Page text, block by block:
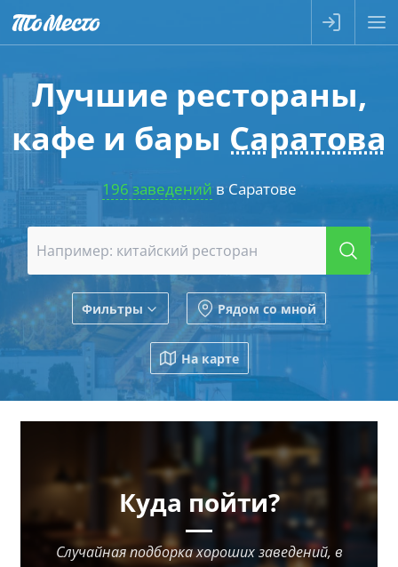
Лучшие рестораны,
кафе и бары Саратова
196 заведений в Саратове
Фильтры Рядом со мной
На карте
Куда пойти?
Случайная подборка хороших заведений, в